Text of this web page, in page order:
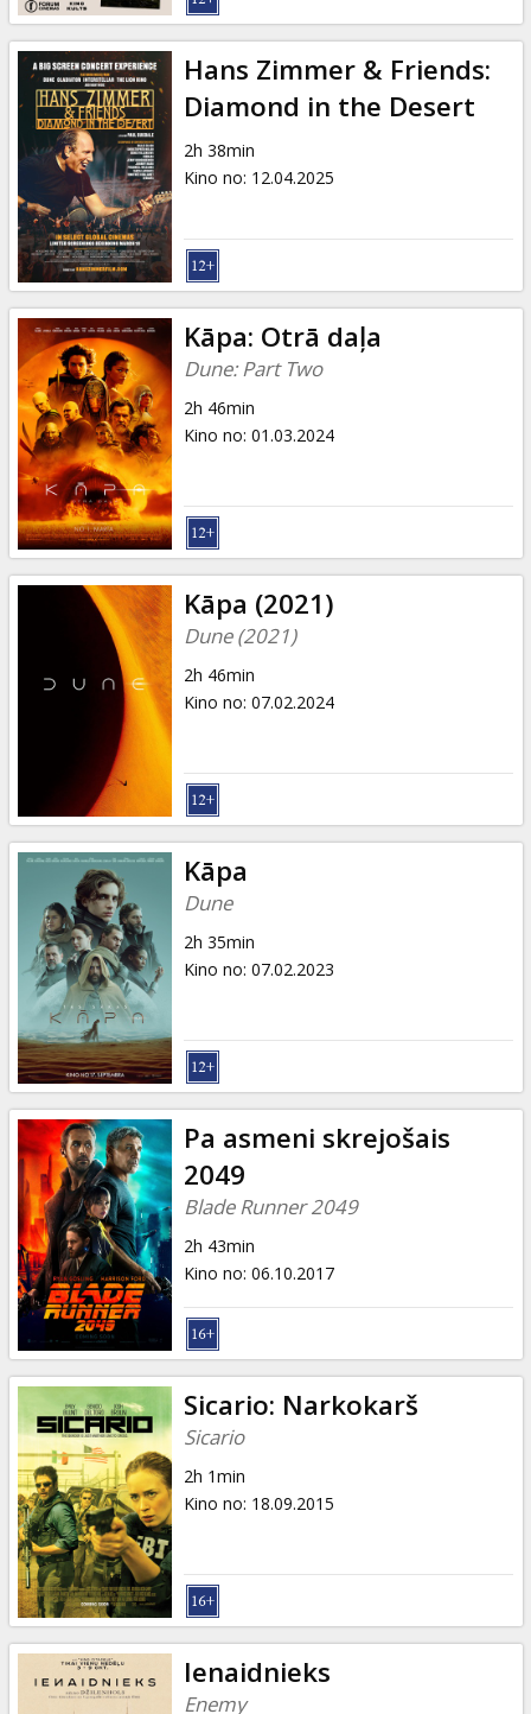
Hans Zimmer & Friends:
Diamond in the Desert
2h 38min
Kino no: 12.04.2025
Kāpa: Otrā daļa
Dune: Part Two
2h 46min
Kino no: 01.03.2024
Kāpa (2021)
Dune (2021)
2h 46min
Kino no: 07.02.2024
Kāpa
Dune
2h 35min
Kino no: 07.02.2023
Pa asmeni skrejošais
2049
Blade Runner 2049
2h 43min
Kino no: 06.10.2017
Sicario: Narkokarš
Sicario
2h 1min
Kino no: 18.09.2015
Ienaidnieks
Enemy